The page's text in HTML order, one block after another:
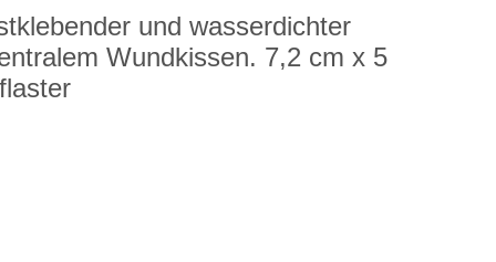
und wasserdichter
Wundkissen. 7,2 cm x 5